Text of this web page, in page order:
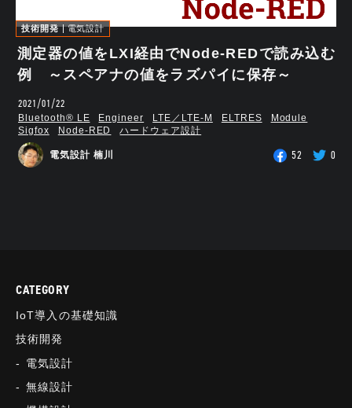
技術開発 電気設計
測定器の値をLXI経由でNode-REDで読み込む
例 ～スペアナの値をラズパイに保存～
2021/01/22
Bluetooth®︎ LE Engineer LTE／LTE-M ELTRES
Module
Sigfox
Node-RED ハードウェア設計
電気設計 楠川 52 0
CATEGORY
IoT導入の基礎知識
技術開発
電気設計
無線設計